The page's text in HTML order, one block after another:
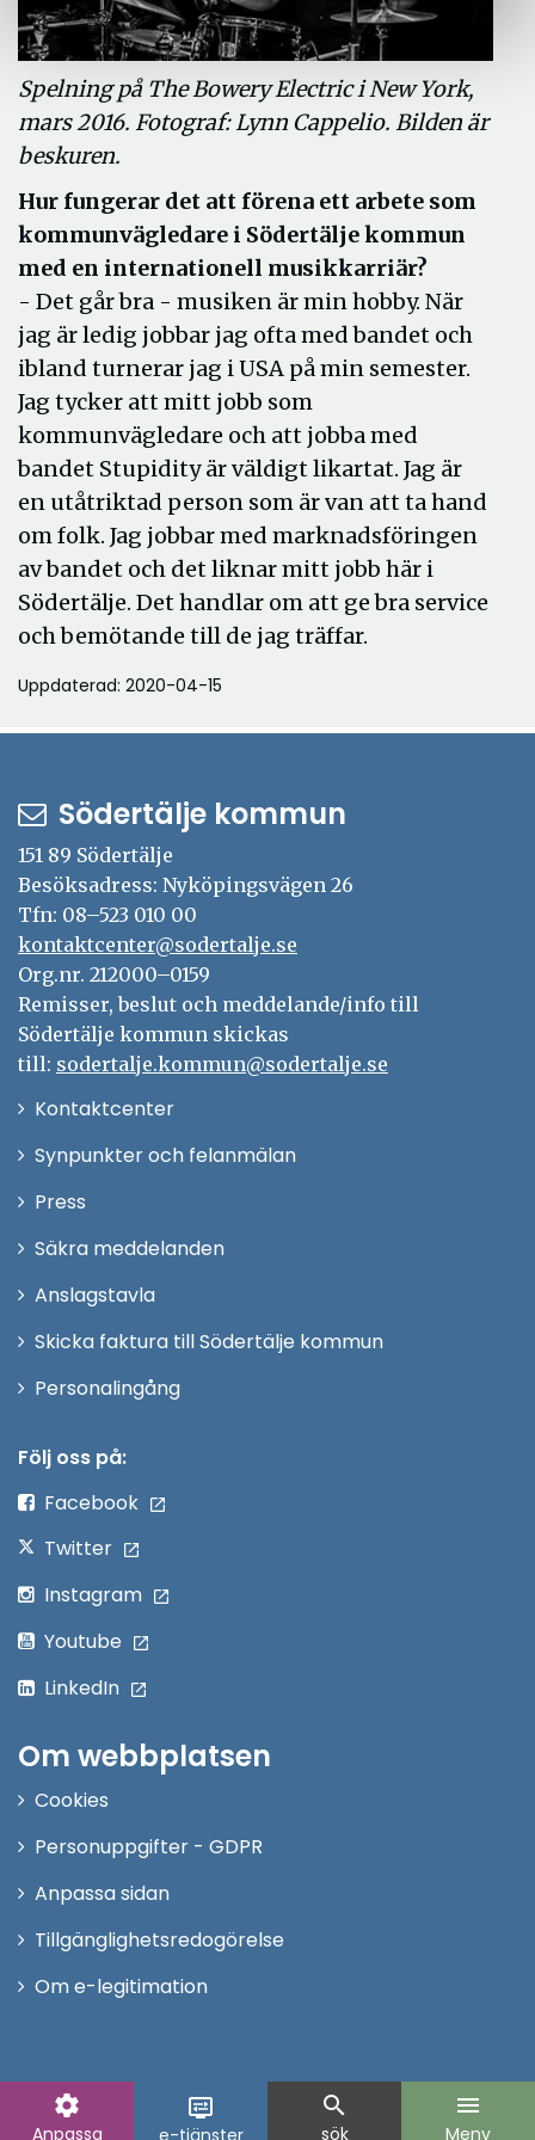
settings
Anpassa
display_settings
e-tjänster
search
sök
menu
Meny
Spelning på The Bowery Electric i New York,
mars 2016. Fotograf: Lynn Cappelio. Bilden är
beskuren.
Hur fungerar det att förena ett arbete som
kommunvägledare i Södertälje kommun
med en internationell musikkarriär?
- Det går bra - musiken är min hobby. När
jag är ledig jobbar jag ofta med bandet och
ibland turnerar jag i USA på min semester.
Jag tycker att mitt jobb som
kommunvägledare och att jobba med
bandet Stupidity är väldigt likartat. Jag är
en utåtriktad person som är van att ta hand
om folk. Jag jobbar med marknadsföringen
av bandet och det liknar mitt jobb här i
Södertälje. Det handlar om att ge bra service
och bemötande till de jag träffar.
Uppdaterad: 2020-04-15
Södertälje kommun
151 89 Södertälje
Besöksadress: Nyköpingsvägen 26
Tfn: 08–523 010 00
kontaktcenter@sodertalje.se
Org.nr. 212000–0159
Remisser, beslut och meddelande/info till
Södertälje kommun skickas
till: sodertalje.kommun@sodertalje.se
KontaktcenterÖppna
Synpunkter och felanmälan
Press
fönster
Säkra meddelanden
Anslagstavla
Skicka faktura till Södertälje kommun
PersonalingångÖppna
Följ oss på:
Facebook
Twitter
Instagram
Youtube
LinkedIn
Om webbplatsen
Cookies
Personuppgifter - GDPR
Anpassa sidan
Tillgänglighetsredogörelse
Om e-legitimation